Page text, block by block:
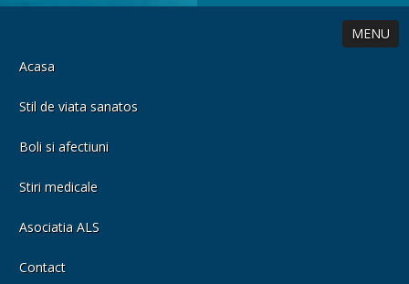
MENU
Acasa
Stil de viata sanatos
Boli si afectiuni
Stiri medicale
Asociatia ALS
Contact